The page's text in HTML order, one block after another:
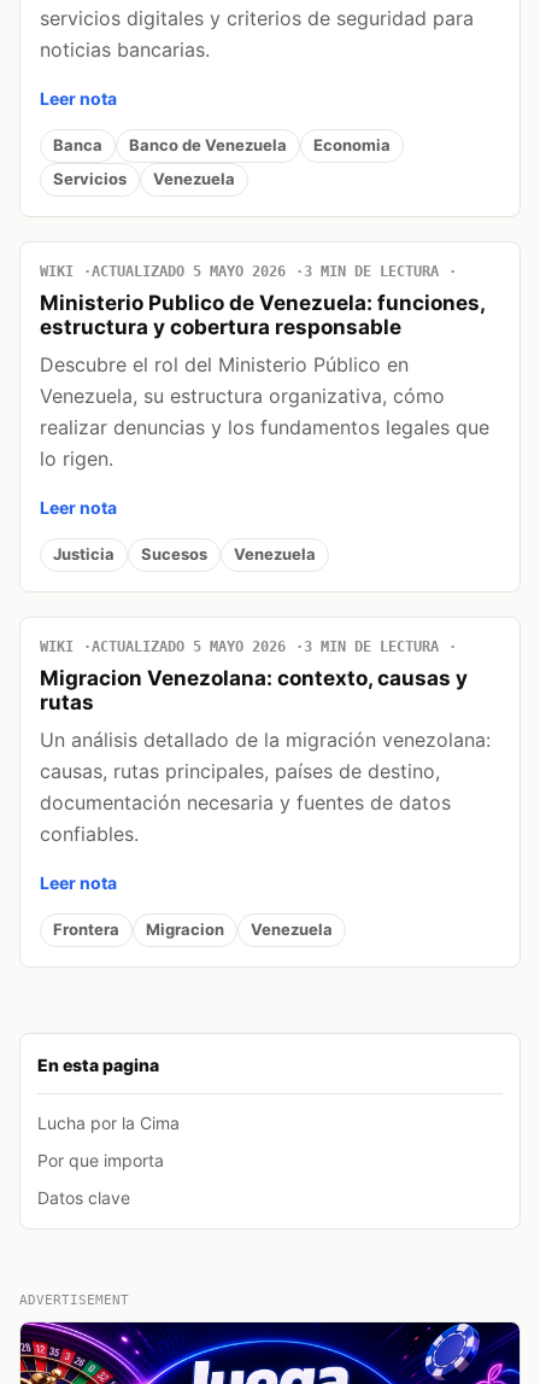
En esta pagina
Lucha por la Cima
Por que importa
Datos clave
servicios digitales y criterios de seguridad para
noticias bancarias.
Leer nota
Banca Banco de Venezuela
Economia
Servicios
Venezuela
WIKI ACTUALIZADO 5 MAYO 2026 3 MIN DE LECTURA
Ministerio Publico de Venezuela: funciones,
estructura y cobertura responsable
Descubre el rol del Ministerio Público en
Venezuela, su estructura organizativa, cómo
realizar denuncias y los fundamentos legales que
lo rigen.
Leer nota
Justicia Sucesos Venezuela
WIKI ACTUALIZADO 5 MAYO 2026 3 MIN DE LECTURA
Migracion Venezolana: contexto, causas y
rutas
Un análisis detallado de la migración venezolana:
causas, rutas principales, países de destino,
documentación necesaria y fuentes de datos
confiables.
Leer nota
Frontera Migracion Venezuela
ADVERTISEMENT